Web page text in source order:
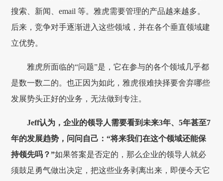
搜索、新闻、email 等。雅虎需要管理的产品越来越多。
后来，竞争对手逐渐进入这些领域，并在各个垂直领域建
立优势。
雅虎所面临的“问题”是，它在参与的各个领域几乎都
是数一数二的。也正因为如此，雅虎很难抉择要舍弃哪些
发展势头正好的业务，无法做到专注。
Jeff认为，企业的领导人需要看到未来3年、5年甚至7
年的发展趋势，问问自己：“将来我们在这个领域还能保
持领先吗？”如果答案是否定的，那么企业的领导人就必
须鼓足勇气做出决定，把这些业务剥离出来，即便今天它